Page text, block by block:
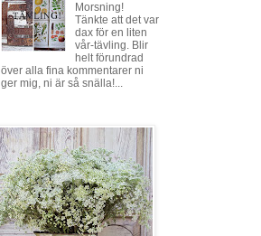
Morsning!
Tänkte att det var
dax för en liten
vår-tävling. Blir
helt förundrad
över alla fina kommentarer ni
ger mig, ni är så snälla!...